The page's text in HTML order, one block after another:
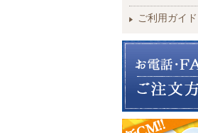
ご利用ガイド